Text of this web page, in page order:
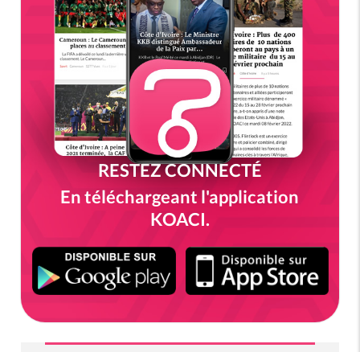
RESTEZ CONNECTÉ
En téléchargeant l'application
KOACI.